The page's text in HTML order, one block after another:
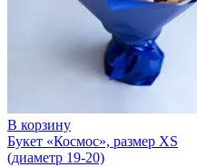
В корзину
Букет «Космос», размер XS
(диаметр 19-20)